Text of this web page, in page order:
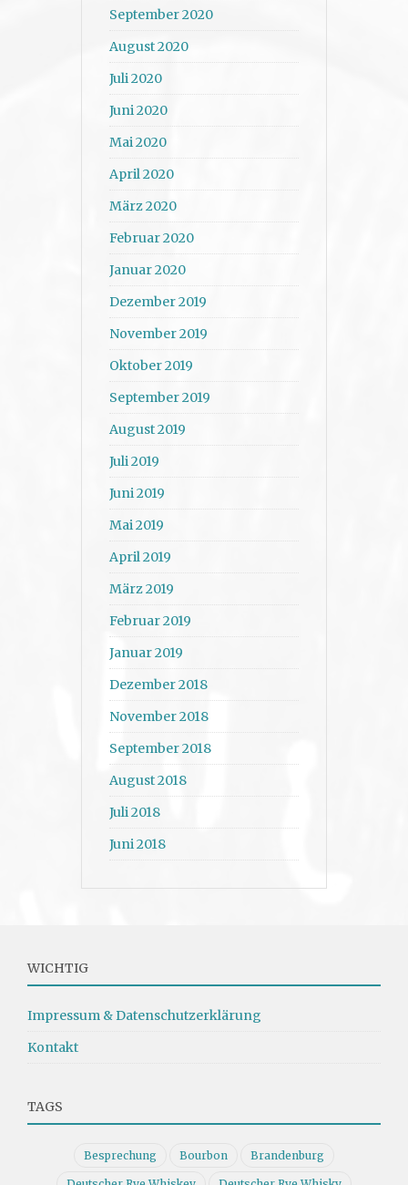
September 2020
August 2020
Juli 2020
Juni 2020
Mai 2020
April 2020
März 2020
Februar 2020
Januar 2020
Dezember 2019
November 2019
Oktober 2019
September 2019
August 2019
Juli 2019
Juni 2019
Mai 2019
April 2019
März 2019
Februar 2019
Januar 2019
Dezember 2018
November 2018
September 2018
August 2018
Juli 2018
Juni 2018
WICHTIG
Impressum & Datenschutzerklärung
Kontakt
TAGS
Besprechung Bourbon Brandenburg